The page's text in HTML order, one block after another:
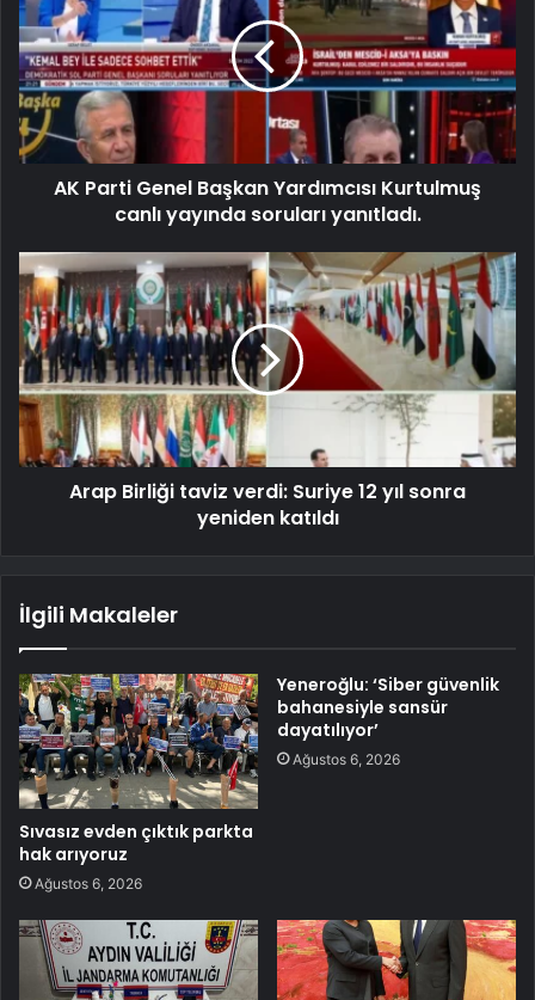
AK Parti Genel Başkan Yardımcısı Kurtulmuş
canlı yayında soruları yanıtladı.
Arap Birliği taviz verdi: Suriye 12 yıl sonra
yeniden katıldı
İlgili Makaleler
Sıvasız evden çıktık parkta
hak arıyoruz
Ağustos 6, 2026
Yeneroğlu: ‘Siber güvenlik
bahanesiyle sansür
dayatılıyor’
Ağustos 6, 2026